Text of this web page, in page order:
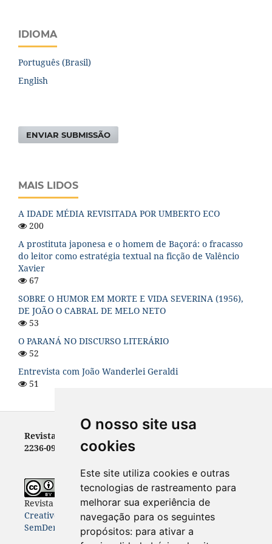
O nosso site usa
cookies
Este site utiliza cookies e outras
tecnologias de rastreamento para
melhorar sua experiência de
navegação para os seguintes
propósitos: para ativar a
IDIOMA
Português (Brasil)
English
ENVIAR SUBMISSÃO
MAIS LIDOS
A IDADE MÉDIA REVISITADA POR UMBERTO ECO
200
A prostituta japonesa e o homem de Baçorá: o fracasso
do leitor como estratégia textual na ficção de Valêncio
Xavier
67
SOBRE O HUMOR EM MORTE E VIDA SEVERINA (1956),
DE JOÃO O CABRAL DE MELO NETO
53
O PARANÁ NO DISCURSO LITERÁRIO
52
Entrevista com João Wanderlei Geraldi
51
Revista Letras - ISSN 0100-0888 (versão impressa) e
2236-0999 (versão eletrônica)
Revista Letrasestá licenciada com uma Licença
Creative Commons Atribuição-NãoComercial-
SemDerivações 4.0 Internacional .